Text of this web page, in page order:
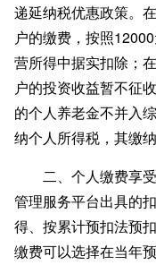
递延纳税优惠政策。
户的缴费，按照
营所得中据实扣除；
户的投资收益暂不征
的个人养老金不并入
纳个人所得税，其缴
二、个人缴费享
管理服务平台出具的
得、按累计预扣法预
缴费可以选择在当年